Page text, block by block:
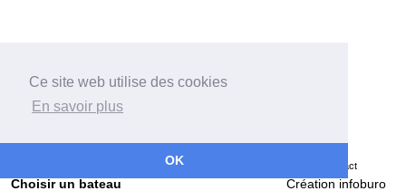
Ce site web utilise des cookies
En savoir plus
OK
Données personnelles Contact
Choisir un bateau Création infoburo